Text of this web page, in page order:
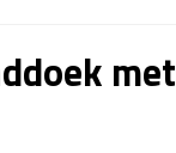
met